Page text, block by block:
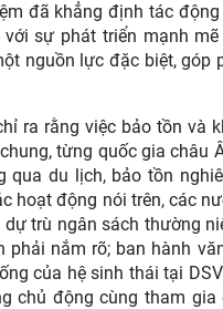
đã khẳng định tác
sự phát triển mạnh
nguồn lực đặc biệt, góp
ra rằng việc bảo tồn và
từng quốc gia châu
du lịch, bảo tồn
hoạt động nói trên, các
trù ngân sách thường
nắm rõ; ban hành
của hệ sinh thái tại
chủ động cùng tham gia